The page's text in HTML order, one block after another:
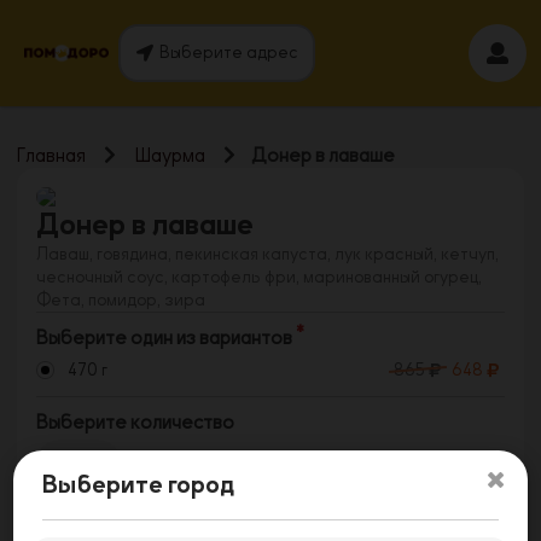
Выберите адрес
Главная Шаурма Донер в лаваше
Донер в лаваше
Выберите один из вариантов
470 г 865 648
Выберите количество
Заказать
Выберите город